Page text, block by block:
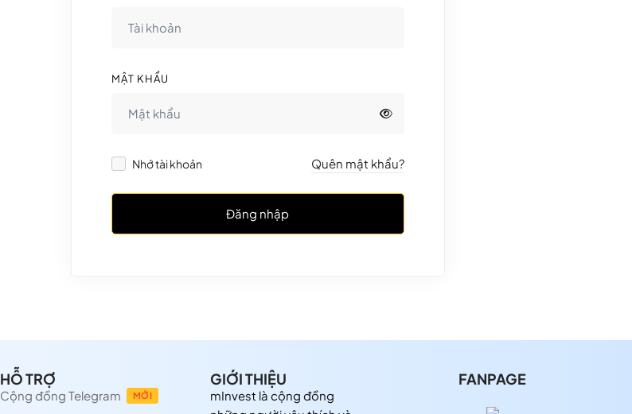
MẬT KHẨU
Nhớ tài khoản Quên mật khẩu?
Đăng nhập
HỖ TRỢ
Cộng đồng Telegram MỚI
GIỚI THIỆU
mInvest là cộng đồng
FANPAGE